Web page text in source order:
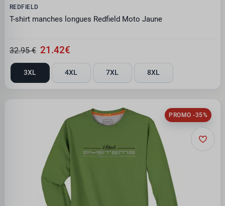
REDFIELD
T-shirt manches longues Redfield Moto Jaune
32.95 € 21.42€
3XL 4XL 7XL 8XL
PROMO -35%